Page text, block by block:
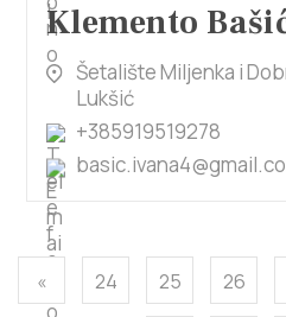
Klemento
Šetalište Miljenka i
Lukšić
+385919519278
« 24 25 26